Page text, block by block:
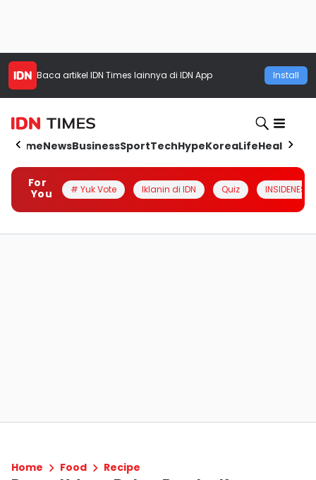
Baca artikel IDN Times lainnya di IDN App Install
HomeNewsBusinessSportTechHypeKoreaLifeHealth
For
You
# Yuk Vote Iklanin di IDN Quiz INSIDENESIA
Home Food Recipe